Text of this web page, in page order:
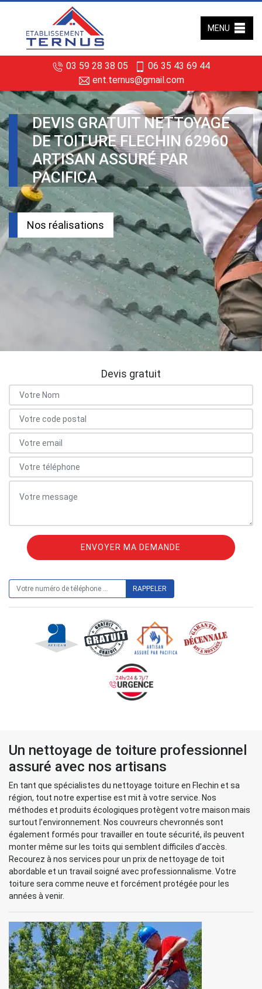
03 59 28 38 05
06 35 43 69 44
ent.ternus@gmail.com
MENU
DEVIS GRATUIT NETTOYAGE
DE TOITURE FLECHIN 62960
ARTISAN ASSURÉ PAR
PACIFICA
Nos réalisations
Devis gratuit
Un nettoyage de toiture professionnel
assuré avec nos artisans
En tant que spécialistes du nettoyage toiture en Flechin et sa
région, tout notre expertise est mit à votre service. Nos
méthodes et produits écologiques protègent votre maison mais
surtout l’environnement. Nos couvreurs chevronnés sont
également formés pour travailler en toute sécurité, ils peuvent
monter même sur les toits qui semblent difficiles d’accès.
Recourez à nos services pour un prix de nettoyage de toit
abordable et un travail soigné avec professionnalisme. Votre
toiture sera comme neuve et forcément protégée pour les
années à venir.